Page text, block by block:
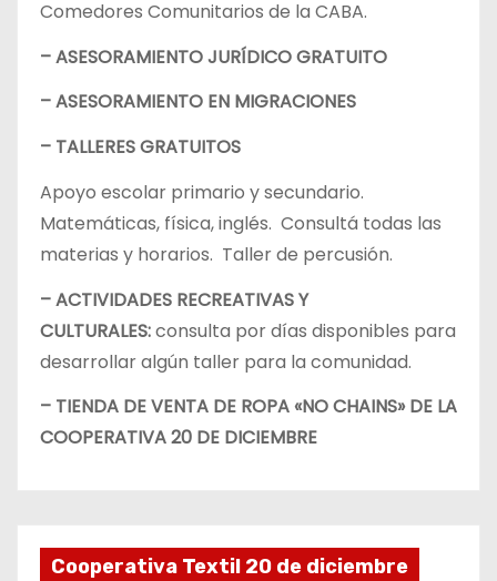
Comedores Comunitarios de la CABA.
– ASESORAMIENTO JURÍDICO GRATUITO
– ASESORAMIENTO EN MIGRACIONES
– TALLERES GRATUITOS
Apoyo escolar primario y secundario.
Matemáticas, física, inglés. Consultá todas las
materias y horarios. Taller de percusión.
– ACTIVIDADES RECREATIVAS Y
CULTURALES:consulta por días disponibles para
desarrollar algún taller para la comunidad.
– TIENDA DE VENTA DE ROPA «NO CHAINS» DE LA
COOPERATIVA 20 DE DICIEMBRE
Cooperativa Textil 20 de diciembre